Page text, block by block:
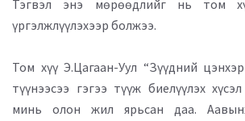
Тэгвэл энэ мөрөөдлийг нь том
үргэлжлүүлэхээр болжээ.
Том хүү Э.Цагаан-Уул “Зүүдний
түүнээсээ гэгээ түүж биелүүлэх
минь олон жил ярьсан даа.